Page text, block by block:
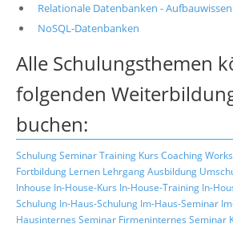
Relationale Datenbanken - Aufbauwissen
NoSQL-Datenbanken
Alle Schulungsthemen
folgenden
buchen:
SchulungSeminarTraining Kurs Coaching
Fortbildung Lernen LehrgangAusbildung
Inhouse In-House-Kurs In-House-Training In-
Schulung In-Haus-Schulung Im-Haus-Seminar
Hausinternes Seminar Firmeninternes Seminar